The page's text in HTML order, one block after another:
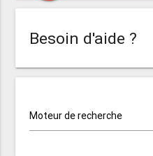
Besoin d'aide ?
Moteur de recherche